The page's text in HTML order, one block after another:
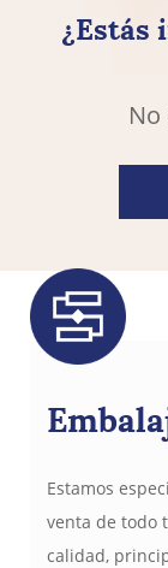
¿Estás
Estamos
venta de todo
calidad,